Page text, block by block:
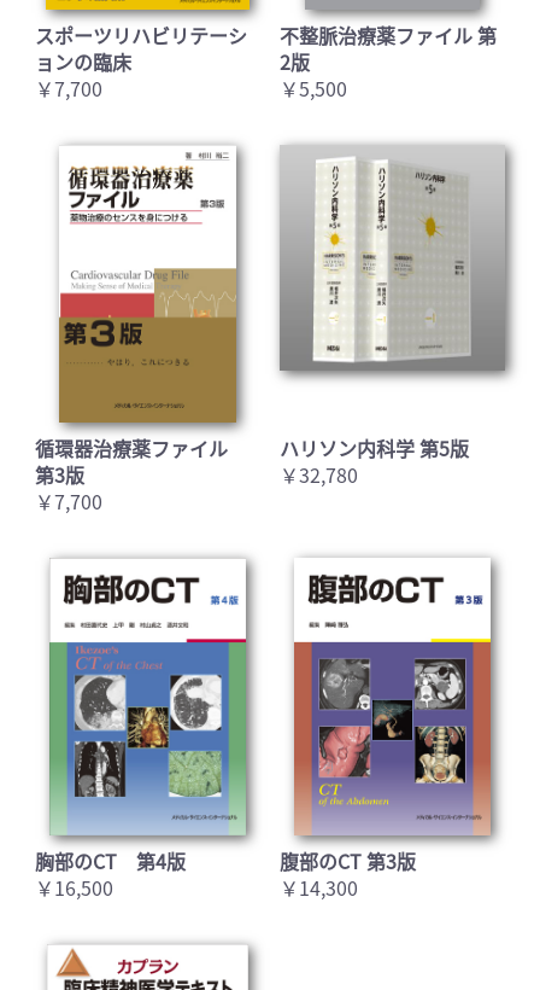
スポーツリハビリテーシ
ョンの臨床
￥7,700
不整脈治療薬ファイル 第
2版
￥5,500
循環器治療薬ファイル
第3版
￥7,700
ハリソン内科学 第5版
￥32,780
胸部のCT 第4版
￥16,500
腹部のCT 第3版
￥14,300